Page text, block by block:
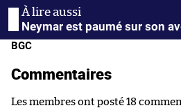
Neymar est paumé sur son
BGC
Commentaires
Les membres ont posté 18